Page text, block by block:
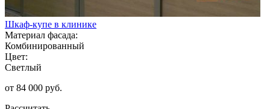
Шкаф-купе в клинике
Материал фасада:
Комбинированный
Цвет:
Светлый
от 84 000 руб.